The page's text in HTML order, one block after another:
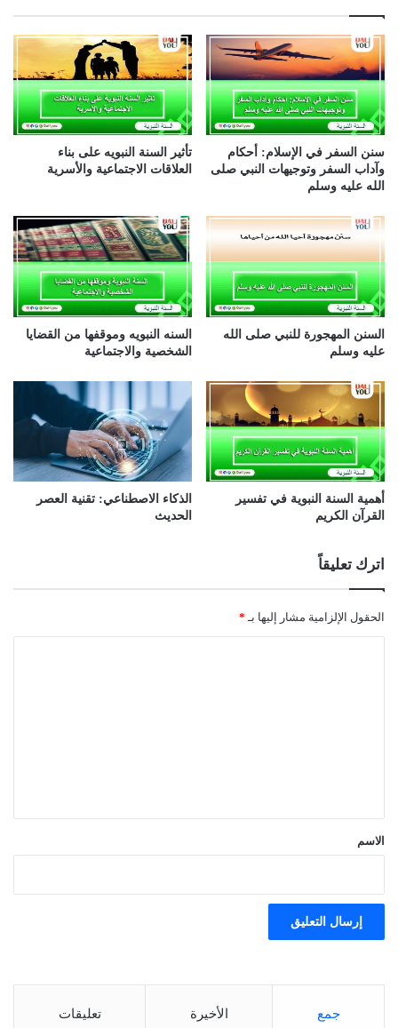
سنن السفر في الإسلام: أحكام
وآداب السفر وتوجيهات النبي صلى
الله عليه وسلم
تأثير السنة النبويه على بناء
العلاقات الاجتماعية والأسرية
السنن المهجورة للنبي صلى الله
عليه وسلم
السنه النبويه وموقفها من القضايا
الشخصية والاجتماعية
أهمية السنة النبوية في تفسير
القرآن الكريم
الذكاء الاصطناعي: تقنية العصر
الحديث
اترك تعليقاً
الحقول الإلزامية مشار إليها بـ *
*الاسم
جمع الأخيرة تعليقات